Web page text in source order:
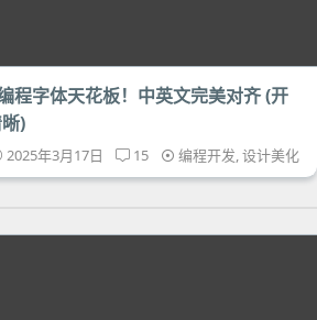
程字体天花板！中英文完美对齐 (开
)
2025年3月17日 15 编程开发,设计美化